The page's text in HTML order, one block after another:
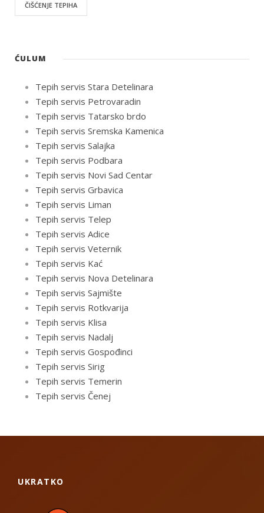
ČIŠĆENJE TEPIHA
ĆULUM
Tepih servis Stara Detelinara
Tepih servis Petrovaradin
Tepih servis Tatarsko brdo
Tepih servis Sremska Kamenica
Tepih servis Salajka
Tepih servis Podbara
Tepih servis Novi Sad Centar
Tepih servis Grbavica
Tepih servis Liman
Tepih servis Telep
Tepih servis Adice
Tepih servis Veternik
Tepih servis Kać
Tepih servis Nova Detelinara
Tepih servis Sajmište
Tepih servis Rotkvarija
Tepih servis Klisa
Tepih servis Nadalj
Tepih servis Gospođinci
Tepih servis Sirig
Tepih servis Temerin
Tepih servis Čenej
UKRATKO